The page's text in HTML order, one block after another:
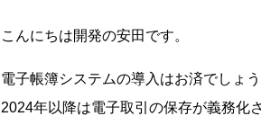
こんにちは開発の安田です。
電子帳簿システムの導入はお済でしょう
2024年以降は電子取引の保存が義務化